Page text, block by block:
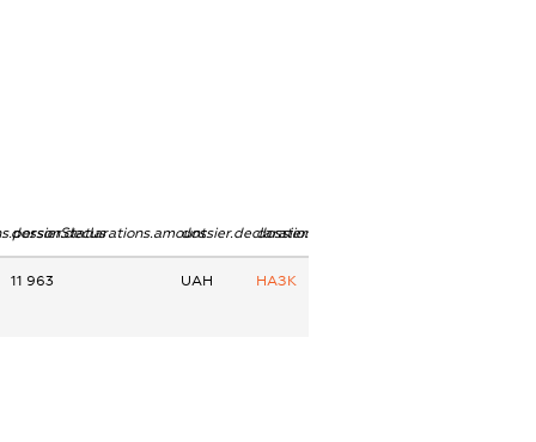
dossier.declarations.amountdossier.declarations.currency
dossier.declarations.source
11 963 UAH НАЗК